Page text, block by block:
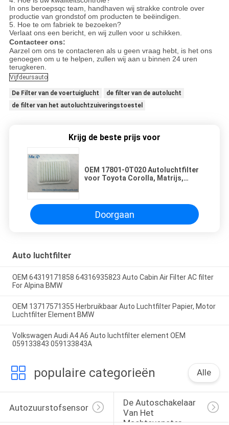
In ons beroepsqc team, handhaven wij strakke controle over
productie van grondstof om producten te beëindigen.
5. Hoe te om fabriek te bezoeken?
Verlaat ons een bericht, en wij zullen voor u schikken.
Contacteer ons:
Aarzel om ons te contacteren als u geen vraag hebt, is het ons
genoegen om u te helpen, zullen wij aan u binnen 24 uren
terugkeren.
Vijfdeursauto
De Filter van de voertuiglucht
de filter van de autolucht
de filter van het autoluchtzuiveringstoestel
Krijg de beste prijs voor
OEM 17801-0T020 Autoluchtfilter
voor Toyota Corolla, Matrijs,
Doorgaan
Auto luchtfilter
OEM 64319171858 64316935823 Auto Cabin Air Filter AC filter
For Alpina BMW
OEM 13717571355 Herbruikbaar Auto Luchtfilter Papier, Motor
Luchtfilter Element BMW
Volkswagen Audi A4 A6 Auto luchtfilter element OEM
059133843 059133843A
populaire categorieën Alle
Autozuurstofsensor
De Autoschakelaar
Van Het